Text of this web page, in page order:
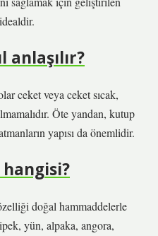
anlaşılır?
ceket veya ceket sıcak,
Öte yandan, kutup
yapısı da önemlidir.
hangisi?
doğal hammaddelerle
yün, alpaka, angora,